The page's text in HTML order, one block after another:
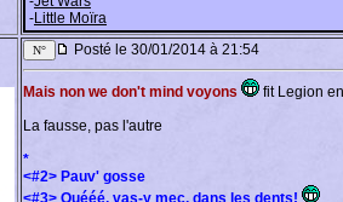
-Little Moïra
Posté le 30/01/2014 à 21:54
Mais non we don't mind voyons
fit Legion
La fausse, pas l'autre
*
<#2> Pauv' gosse
<#3> Ouééé, vas-y mec, dans les dents!